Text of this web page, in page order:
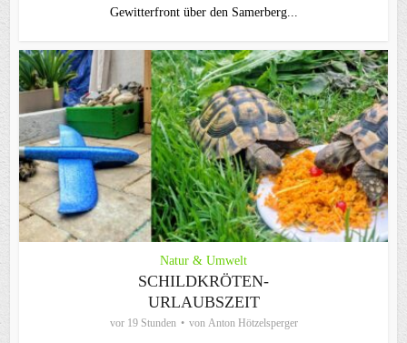
Gewitterfront über den Samerberg...
Natur & Umwelt
SCHILDKRÖTEN-
URLAUBSZEIT
vor 19 Stunden von Anton Hötzelsperger